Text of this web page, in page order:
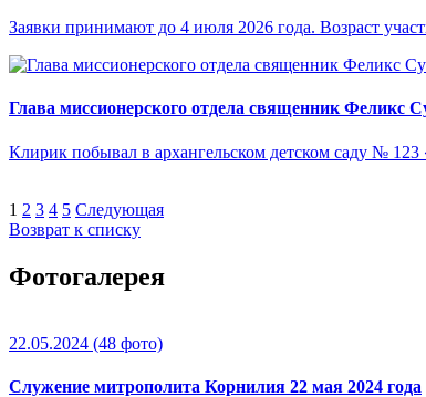
Заявки принимают до 4 июля 2026 года. Возраст
Глава миссионерского отдела священник Феликс
Клирик побывал в архангельском детском саду №
1 2 3 4 5 Следующая
Возврат к списку
Фотогалерея
22.05.2024 (48 фото)
Служение митрополита Корнилия 22 мая 2024 года